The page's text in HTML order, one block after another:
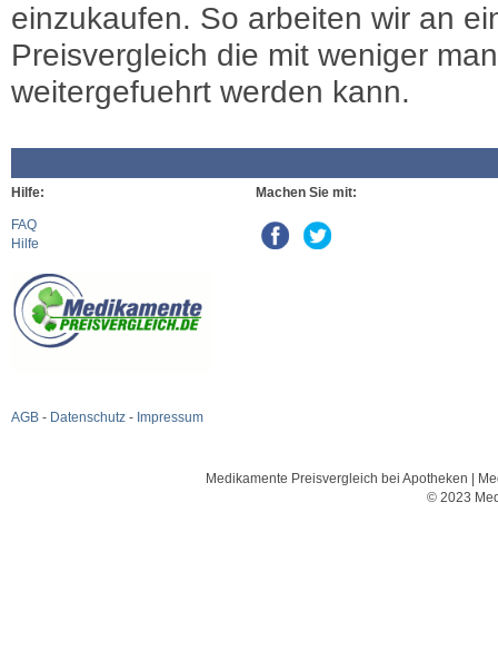
einzukaufen. So arbeiten wir an
Preisvergleich die mit weniger
weitergefuehrt werden kann.
Hilfe:
FAQ
Hilfe
AGB - Datenschutz - Impressum
Machen Sie mit:
Medikamente Preisvergleich bei Apotheken |
© 2023